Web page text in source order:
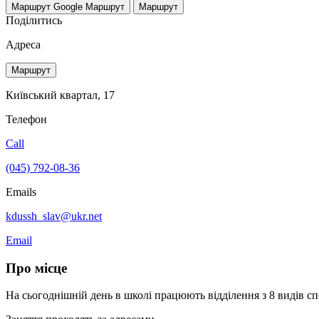
Маршрут Google Маршрут Маршрут
Поділитись
Адреса
Маршрут
Київський квартал, 17
Телефон
Call
(045) 792-08-36
Emails
kdussh_slav@ukr.net
Email
Про місце
На сьогоднішній день в школі працюють відділення з 8 видів